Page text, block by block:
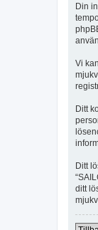
Din
Vi
Ditt
Ditt
ditt